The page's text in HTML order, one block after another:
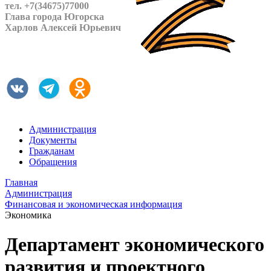
тел. +7(34675)77000
Глава города Югорска
Харлов Алексей Юрьевич
Администрация
Документы
Гражданам
Обращения
Главная
Администрация
Финансовая и экономическая информация
Экономика
Департамент экономического